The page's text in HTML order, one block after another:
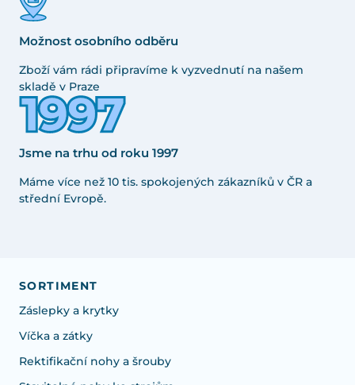
Možnost osobního odběru
Zboží vám rádi připravíme k vyzvednutí na našem
skladě v Praze
Jsme na trhu od roku 1997
Máme více než 10 tis. spokojených zákazníků v ČR a
střední Evropě.
SORTIMENT
Záslepky a krytky
Víčka a zátky
Rektifikační nohy a šrouby